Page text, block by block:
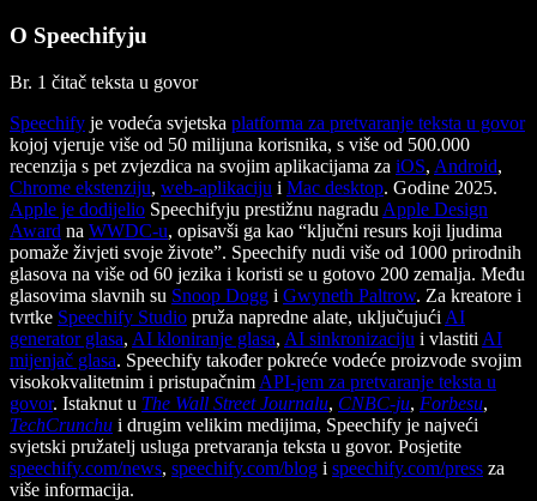
O Speechifyju
Br. 1 čitač teksta u govor
Speechify je vodeća svjetska platforma za pretvaranje teksta u govor
kojoj vjeruje više od 50 milijuna korisnika, s više od 500.000
recenzija s pet zvjezdica na svojim aplikacijama za iOS, Android,
Chrome ekstenziju, web-aplikaciju i Mac desktop. Godine 2025.
Apple je dodijelio Speechifyju prestižnu nagradu Apple Design
Award na WWDC-u, opisavši ga kao “ključni resurs koji ljudima
pomaže živjeti svoje živote”. Speechify nudi više od 1000 prirodnih
glasova na više od 60 jezika i koristi se u gotovo 200 zemalja. Među
glasovima slavnih su Snoop Dogg i Gwyneth Paltrow. Za kreatore i
tvrtke Speechify Studio pruža napredne alate, uključujući AI
generator glasa, AI kloniranje glasa, AI sinkronizaciju i vlastiti AI
mijenjač glasa. Speechify također pokreće vodeće proizvode svojim
visokokvalitetnim i pristupačnim API-jem za pretvaranje teksta u
govor. Istaknut u The Wall Street Journalu, CNBC-ju, Forbesu,
TechCrunchu i drugim velikim medijima, Speechify je najveći
svjetski pružatelj usluga pretvaranja teksta u govor. Posjetite
speechify.com/news, speechify.com/blog i speechify.com/press za
više informacija.